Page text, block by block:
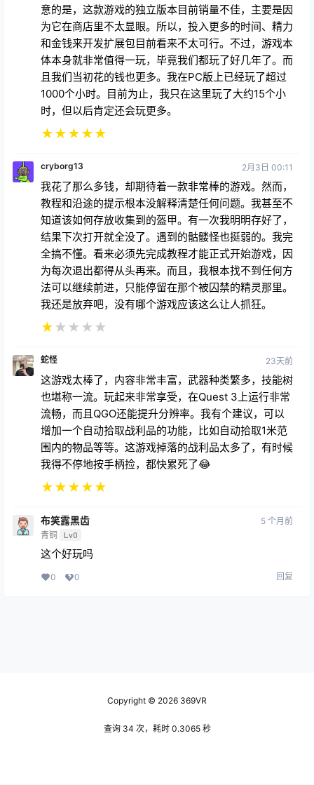
意的是，这款游戏的独立版本目前销量不佳，主要是因
为它在商店里不太显眼。所以，投入更多的时间、精力
和金钱来开发扩展包目前看来不太可行。不过，游戏本
体本身就非常值得一玩，毕竟我们都玩了好几年了。而
且我们当初花的钱也更多。我在PC版上已经玩了超过
1000个小时。目前为止，我只在这里玩了大约15个小
时，但以后肯定还会玩更多。
★★★★★
cryborg13 2月3日 00:11
我花了那么多钱，却期待着一款非常棒的游戏。然而，
教程和沿途的提示根本没解释清楚任何问题。我甚至不
知道该如何存放收集到的盔甲。有一次我明明存好了，
结果下次打开就全没了。遇到的骷髅怪也挺弱的。我完
全搞不懂。看来必须先完成教程才能正式开始游戏，因
为每次退出都得从头再来。而且，我根本找不到任何方
法可以继续前进，只能停留在那个被囚禁的精灵那里。
我还是放弃吧，没有哪个游戏应该这么让人抓狂。
★★ ★ ★ ★
蛇怪 23天前
这游戏太棒了，内容非常丰富，武器种类繁多，技能树
也堪称一流。玩起来非常享受，在Quest 3上运行非常
流畅，而且QGO还能提升分辨率。我有个建议，可以
增加一个自动拾取战利品的功能，比如自动拾取1米范
围内的物品等等。这游戏掉落的战利品太多了，有时候
我得不停地按手柄捡，都快累死了😂
★★★★★
布笑露黑齿
青铜 Lv0
5 个月前
这个好玩吗
0 0 回复
Copyright © 2026 369VR
查询 34 次，耗时 0.3065 秒